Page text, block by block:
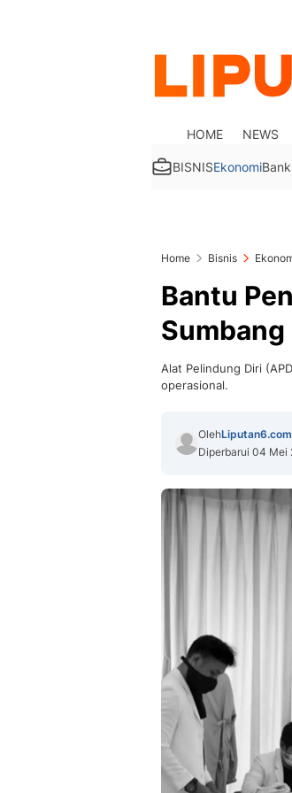
HOME NEWS
BISNISEkonomiBank
Home Bisnis
Bantu
Alat Pelindung Diri
operasional.
OlehLiputan6.com
Diperbarui 04 Mei